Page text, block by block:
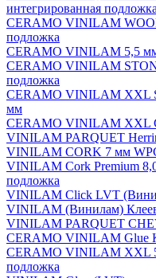
интегрированная подложка
CERAMO VINILAM
подложка
CERAMO VINILAM 5,5 мм
CERAMO VINILAM
подложка
CERAMO VINILAM XXL
мм
CERAMO VINILAM XXL
VINILAM PARQUET
VINILAM CORK 7 мм
VINILAM Cork Premium
подложка
VINILAM Click LVT
VINILAM (Винилам)
VINILAM PARQUET
CERAMO VINILAM Glue
CERAMO VINILAM XXL
подложка